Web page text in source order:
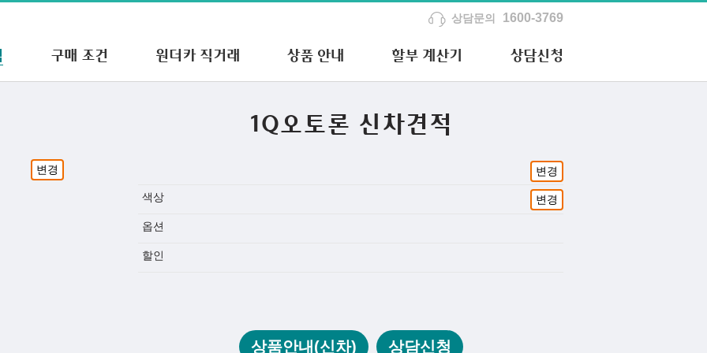
상담문의 1600-3769
구매 조건 원더카 직거래 상품 안내 할부 계산기 상담신청
1Q오토론 신차견적
변경 변경
색상 변경
옵션
할인
상품안내(신차) 상담신청